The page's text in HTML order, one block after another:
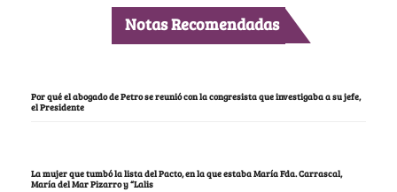
Notas Recomendadas
Por qué el abogado de Petro se reunió con la congresista que investigaba a su jefe,
el Presidente
La mujer que tumbó la lista del Pacto, en la que estaba María Fda. Carrascal,
María del Mar Pizarro y “Lalis